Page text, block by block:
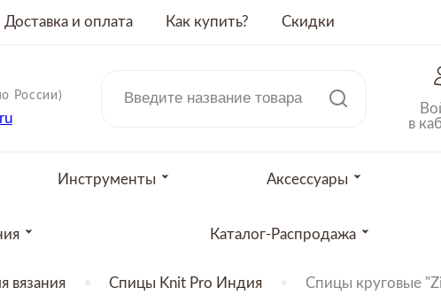
Доставка и оплата Как купить? Скидки
России)
в
Инструменты Аксессуары
Каталог-Распродажа
вязания Спицы Knit Pro Индия Спицы круговые